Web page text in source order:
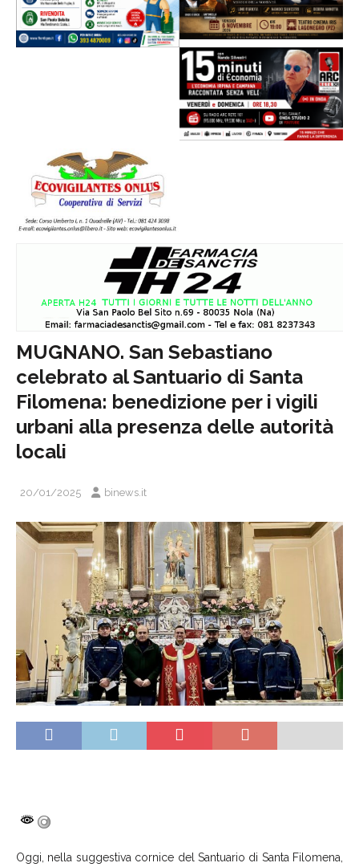
MUGNANO. San Sebastiano
celebrato al Santuario di Santa
Filomena: benedizione per i vigili
urbani alla presenza delle autorità
locali
20/01/2025 binews.it
Oggi, nella suggestiva cornice del Santuario di Santa Filomena,